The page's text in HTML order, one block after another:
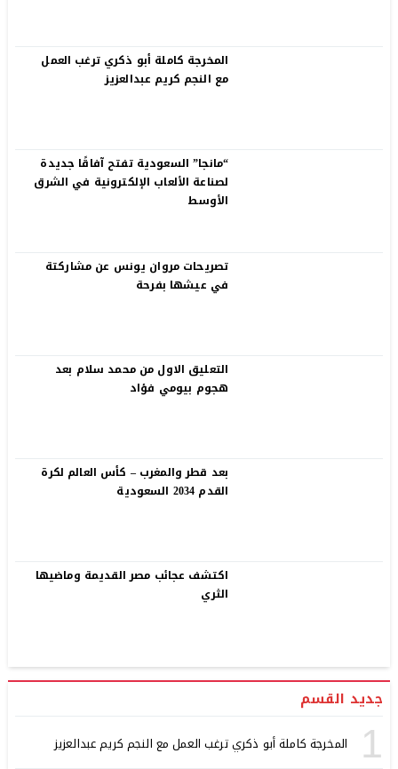
المخرجة كاملة أبو ذكري ترغب العمل
مع النجم كريم عبدالعزيز
“مانجا” السعودية تفتح آفاقًا جديدة
لصناعة الألعاب الإلكترونية في الشرق
الأوسط
تصريحات مروان يونس عن مشاركتة
في عيشها بفرحة
التعليق الاول من محمد سلام بعد
هجوم بيومي فؤاد
بعد قطر والمغرب – كأس العالم لكرة
القدم 2034 السعودية
اكتشف عجائب مصر القديمة وماضيها
الثري
جديد القسم
1 المخرجة كاملة أبو ذكري ترغب العمل مع النجم كريم عبدالعزيز